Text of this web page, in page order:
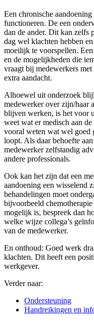
Een chronische
functioneren. De een
dan de ander. Dit kan zelfs
dag wel klachten hebben
moeilijk te voorspellen.
en de mogelijkheden die
vraagt bij medewerkers
extra aandacht.
Alhoewel uit onderzoek
medewerker over zijn/haar
blijven werken, is het voor
weet wat er medisch aan
vooral weten wat wel goed
loopt. Als daar behoefte
medewerker zelfstandig
andere professionals.
Ook kan het zijn dat een
aandoening een wisselend
behandelingen moet
bijvoorbeeld
mogelijk is, bespreek dan
welke wijze collega’s
van de medewerker.
En onthoud: Goed werk
klachten. Dit heeft een
werkgever.
Verder naar:
Ondersteuning
Handreikingen en